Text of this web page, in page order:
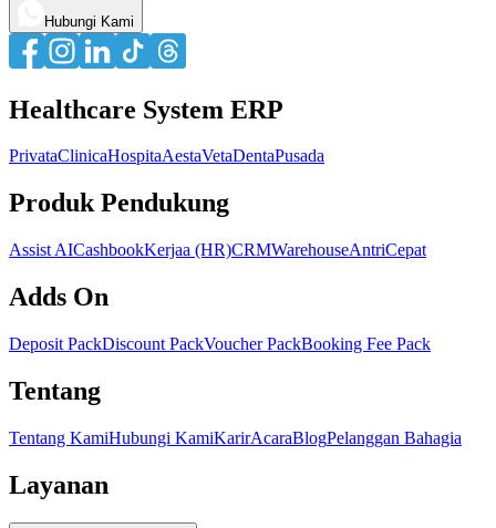
Hubungi Kami
Healthcare System ERP
PrivataClinicaHospitaAestaVetaDentaPusada
Produk Pendukung
Assist AICashbookKerjaa (HR)CRMWarehouseAntriCepat
Adds On
Deposit PackDiscount PackVoucher PackBooking Fee Pack
Tentang
Tentang KamiHubungi KamiKarirAcaraBlogPelanggan Bahagia
Layanan